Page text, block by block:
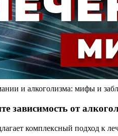
и алкоголизма: мифы и
зависимость от
комплексный подход к